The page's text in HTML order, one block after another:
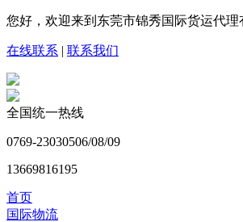
您好，欢迎来到东莞市锦秀国际货运代理
在线联系 | 联系我们
全国统一热线
0769-23030506/08/09
13669816195
首页
国际物流